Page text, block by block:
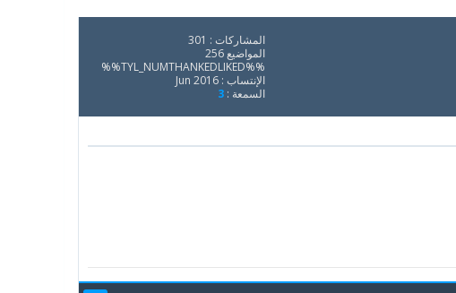
المشاركات : 301
المواضيع 256
%%TYL_NUMTHANKEDLIKED%%
الإنتساب : Jun 2016
السمعة : 3